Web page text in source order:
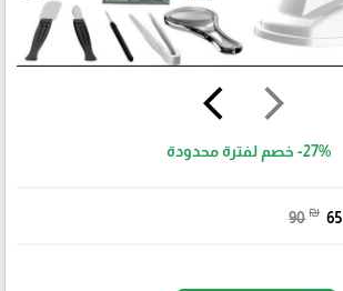
arrow_forward_ios
arrow_back_ios
-27% خصم لفترة محدودة
90 ₪ 65